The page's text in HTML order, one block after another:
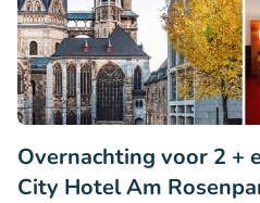
Overnachting voor 2 +
City Hotel Am